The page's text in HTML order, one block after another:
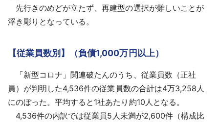
先行きのめどが立たず、再建型の選択が難しいことが
浮き彫りとなっている。
【従業員数別】（負債1,000万円以上）
「新型コロナ」関連破たんのうち、従業員数（正社
員）が判明した4,536件の従業員数の合計は4万3,258人
にのぼった。平均すると1社あたり約10人となる。
4,536件の内訳では従業員5人未満が2,600件（構成比